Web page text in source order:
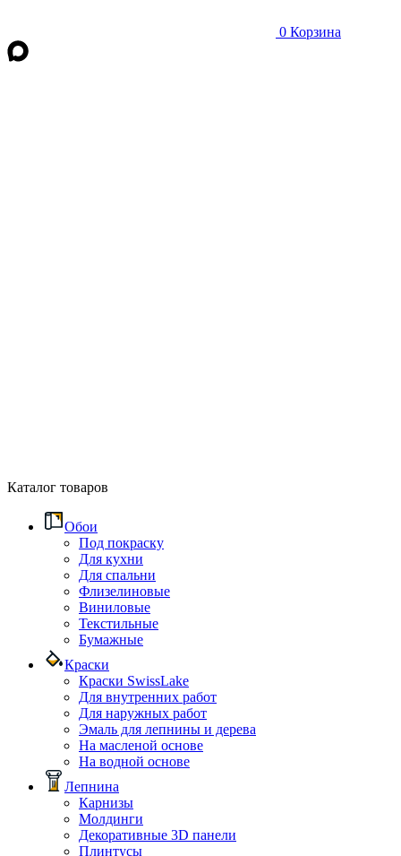
0 Корзина
Каталог товаров
Обои
Под покраску
Для кухни
Для спальни
Флизелиновые
Виниловые
Текстильные
Бумажные
Краски
Краски SwissLake
Для внутренних работ
Для наружных работ
Эмаль для лепнины и дерева
На масленой основе
На водной основе
Лепнина
Карнизы
Молдинги
Декоративные 3D панели
Плинтусы